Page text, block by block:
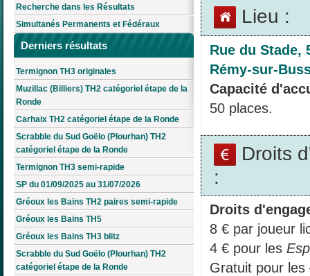
Recherche dans les Résultats
Simultanés Permanents et Fédéraux
Derniers résultats
Termignon TH3 originales
Muzillac (Billiers) TH2 catégoriel étape de la
Ronde
Carhaix TH2 catégoriel étape de la Ronde
Scrabble du Sud Goëlo (Plourhan) TH2
catégoriel étape de la Ronde
Termignon TH3 semi-rapide
SP du 01/09/2025 au 31/07/2026
Gréoux les Bains TH2 paires semi-rapide
Gréoux les Bains TH5
Gréoux les Bains TH3 blitz
Scrabble du Sud Goëlo (Plourhan) TH2
catégoriel étape de la Ronde
Lieu :
Rue du Stade,
Rémy-sur-
Capacité
50 places.
Droits
:
Droits
8 € par joueur
4 € pour les
Gratuit pour